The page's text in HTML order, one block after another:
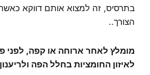
בתרסיס, זה למצוא אותם דווקא
הצורך..
מומלץ לאחר ארוחה או קפה, לפני
לאיזון החומציות בחלל הפה